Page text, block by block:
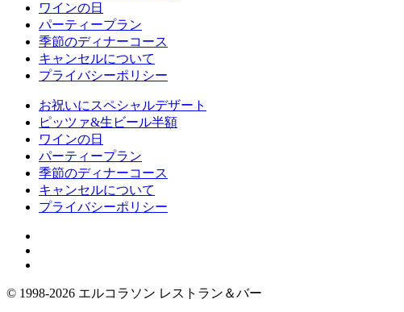
ワインの日
パーティープラン
季節のディナーコース
キャンセルについて
プライバシーポリシー
お祝いにスペシャルデザート
ピッツァ&生ビール半額
ワインの日
パーティープラン
季節のディナーコース
キャンセルについて
プライバシーポリシー
©︎ 1998-2026 エルコラソン レストラン＆バー